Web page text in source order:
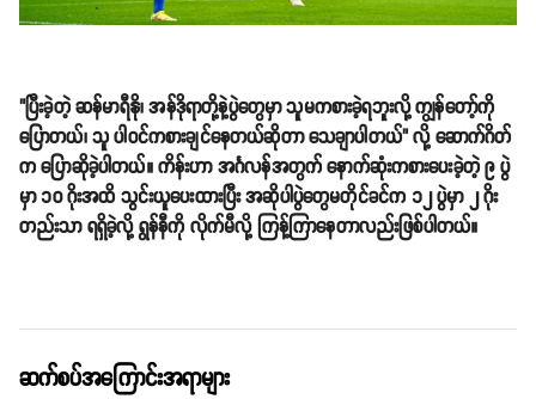
"ပြီးခဲ့တဲ့ ဆန်မာရီနို၊ အန်ဒိုရာတို့နဲ့ပွဲတွေမှာ သူမကစားခဲ့ရဘူးလို့ ကျွန်တော့်ကို
ပြောတယ်၊ သူ ပါဝင်ကစားချင်နေတယ်ဆိုတာ သေချာပါတယ်" လို့ ဆောက်ဂိတ်
က ပြောဆိုခဲ့ပါတယ်။ ကိန်းဟာ အင်္ဂလန်အတွက် နောက်ဆုံးကစားပေးခဲ့တဲ့ ၉ ပွဲ
မှာ ၁၀ ဂိုးအထိ သွင်းယူပေးထားပြီး အဆိုပါပွဲတွေမတိုင်ခင်က ၁၂ ပွဲမှာ ၂ ဂိုး
တည်းသာ ရရှိခဲ့လို့ ရွန်နီကို လိုက်မီလို့ ကြန့်ကြာနေတာလည်းဖြစ်ပါတယ်။
ဆက်စပ်အကြောင်းအရာများ